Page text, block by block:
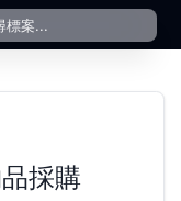
menu
採購